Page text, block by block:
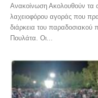
Ανακοίνωση Ακολουθούν τα
λαχειοφόρου αγοράς που
διάρκεια του παραδοσιακού
Πουλάτα. Οι...